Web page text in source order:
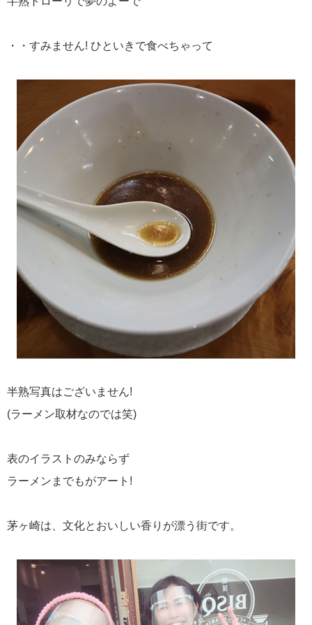
・・すみません! ひといきで食べちゃって
半熟写真はございません!
(ラーメン取材なのでは笑)
表のイラストのみならず
ラーメンまでもがアート!
茅ヶ崎は、文化とおいしい香りが漂う街です。